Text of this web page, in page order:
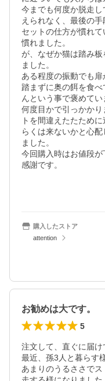
今までも何度か脱走
えられなく、最後の手
セットの仕方が慣れ
慣れました。
が、なぜか猫は踏み
ました。
ある程度の振動でも
踏まずに奥の餌を食
んという事で褒めてい
何度目かで引っかか
トを間違えたたため
らくは来ないかと心
ました。
今回購入時はお値段が
感謝です。
購入したストア
attention
お勧めは大です。
5
注文して、直ぐに届け
最近、孫3人と暮らす
あまりのうるささで